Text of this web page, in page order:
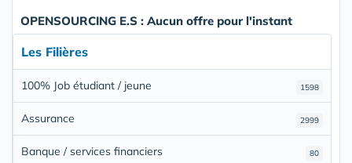
OPENSOURCING E.S : Aucun offre pour l'instant
Les Filières
1598
100% Job étudiant / jeune
2999
Assurance
80
Banque / services financiers